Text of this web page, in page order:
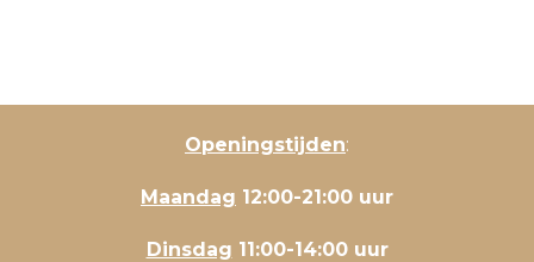
Openingstijden:
Maandag 12:00-21:00 uur
Dinsdag 11:00-14:00 uur